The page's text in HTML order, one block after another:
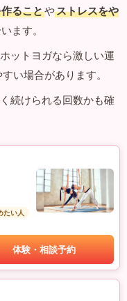
ることやストレスをや
ます。
ットヨガなら激しい運
い場合があります。
続けられる回数かも確
たい人
体験・相談予約